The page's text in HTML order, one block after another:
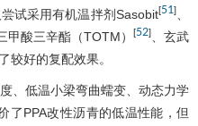
试采用有机温拌剂Sasobit[51]、
酸三辛酯（TOTM）
[52]、玄武
较好的复配效果。
、低温小梁弯曲蠕变、动态力学
了PPA改性沥青的低温性能，但